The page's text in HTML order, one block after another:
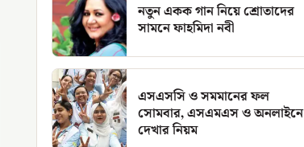
নতুন একক গান নিয়ে শ্রোতাদের
সামনে ফাহমিদা নবী
এসএসসি ও সমমানের ফল
সোমবার, এসএমএস ও অনলাইনে
দেখার নিয়ম